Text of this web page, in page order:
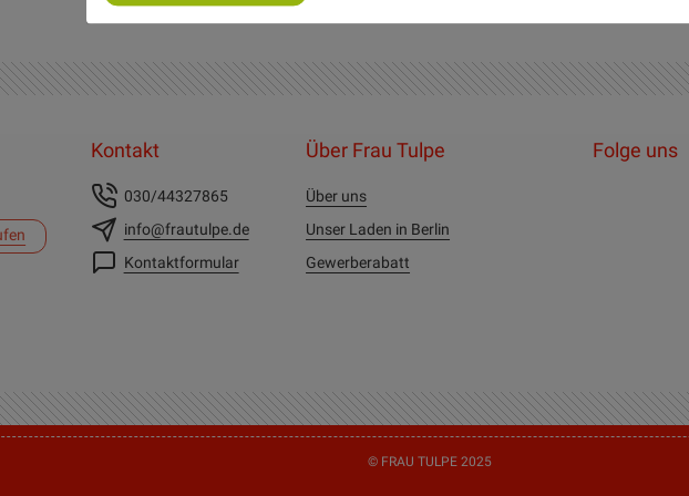
Kontakt
030/44327865
info@frautulpe.de
Kontaktformular
Über Frau Tulpe
Über uns
Unser Laden in Berlin
Gewerberabatt
Folge uns
© FRAU TULPE 2025